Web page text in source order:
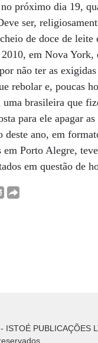
próximo dia 19,
ser,
de doce de leite
em Nova York,
não ter as
rebolar e, poucas
uma brasileira que
para ele apagar
deste ano, em
em Porto Alegre,
em questão de
ISTOÉ PUBLICAÇÕES